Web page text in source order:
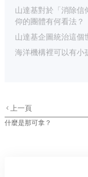
山達基對於「消除信
仰的團體有何看法？
山達基企圖統治這個
海洋機構裡可以有小
上一頁
什麼是那可拿？